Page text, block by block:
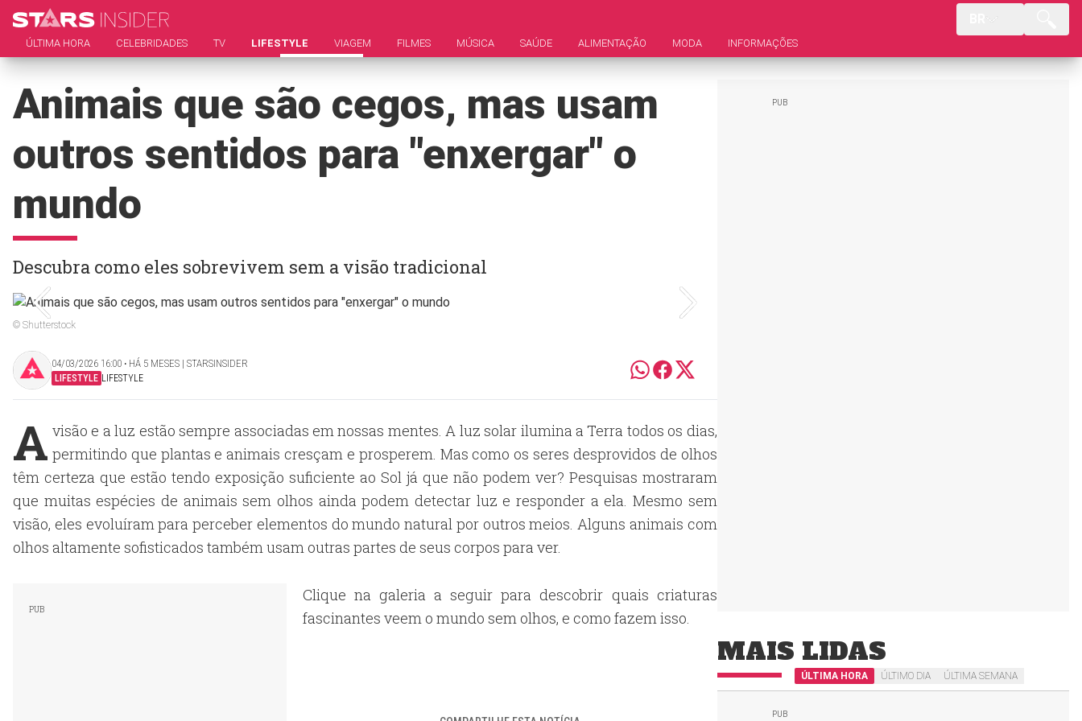
ÚLTIMA HORA CELEBRIDADES TV LIFESTYLE VIAGEM FILMES MÚSICA SAÚDE ALIMENTAÇÃO MODA INFORMAÇÕES
Animais que são cegos, mas usam
outros sentidos para "enxergar" o
mundo
Descubra como eles sobrevivem sem a visão tradicional
© Shutterstock
04/03/2026 16:00 ‧ HÁ 5 MESES | STARSINSIDER
LIFESTYLE LIFESTYLE
A visão e a luz estão sempre associadas em nossas mentes. A luz solar ilumina a Terra todos os dias,
permitindo que plantas e animais cresçam e prosperem. Mas como os seres desprovidos de olhos
têm certeza que estão tendo exposição suficiente ao Sol já que não podem ver? Pesquisas mostraram
que muitas espécies de animais sem olhos ainda podem detectar luz e responder a ela. Mesmo sem
visão, eles evoluíram para perceber elementos do mundo natural por outros meios. Alguns animais com
olhos altamente sofisticados também usam outras partes de seus corpos para ver.
Clique na galeria a seguir para descobrir quais criaturas
fascinantes veem o mundo sem olhos, e como fazem isso.
MAIS LIDAS
ÚLTIMA HORA ÚLTIMO DIA ÚLTIMA SEMANA